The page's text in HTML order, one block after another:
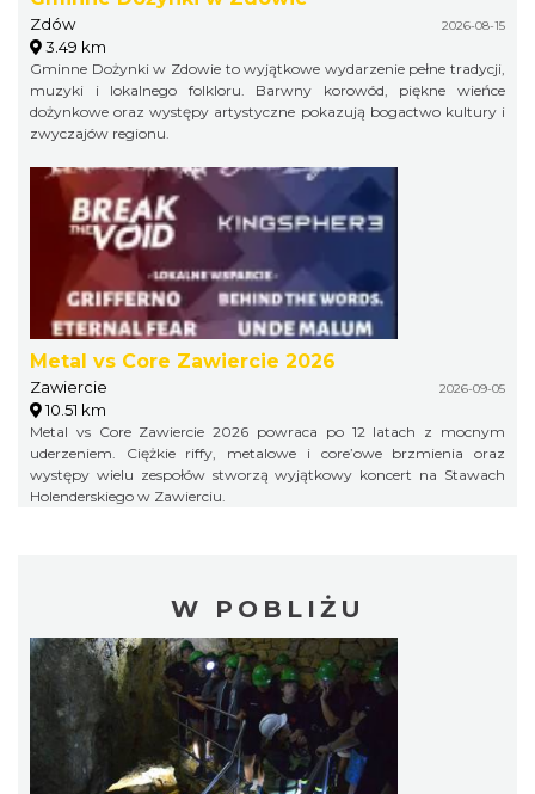
Zdów 2026-08-15
3.49 km
Gminne Dożynki w Zdowie to wyjątkowe wydarzenie pełne tradycji,
muzyki i lokalnego folkloru. Barwny korowód, piękne wieńce
dożynkowe oraz występy artystyczne pokazują bogactwo kultury i
zwyczajów regionu.
Metal vs Core Zawiercie 2026
Zawiercie 2026-09-05
10.51 km
Metal vs Core Zawiercie 2026 powraca po 12 latach z mocnym
uderzeniem. Ciężkie riffy, metalowe i core’owe brzmienia oraz
występy wielu zespołów stworzą wyjątkowy koncert na Stawach
Holenderskiego w Zawierciu.
W POBLIŻU